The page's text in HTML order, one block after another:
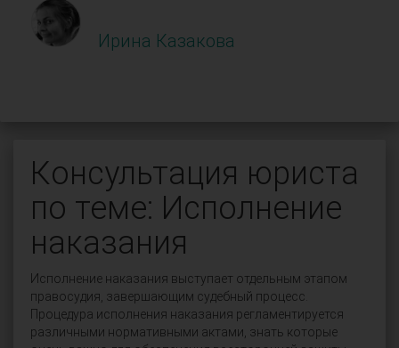
Ирина Казакова
Консультация юриста
по теме: Исполнение
наказания
Исполнение наказания выступает отдельным этапом
правосудия, завершающим судебный процесс.
Процедура исполнения наказания регламентируется
различными нормативными актами, знать которые